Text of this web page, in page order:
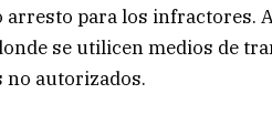
arresto para los infractores.
se utilicen medios de
no autorizados.